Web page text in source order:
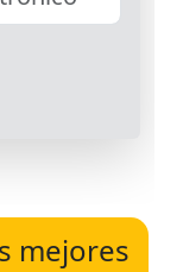
mejores